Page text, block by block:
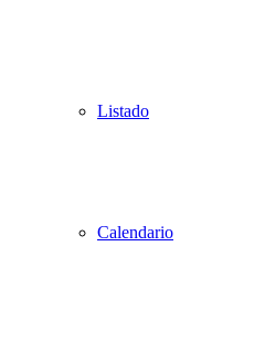
Listado
Calendario